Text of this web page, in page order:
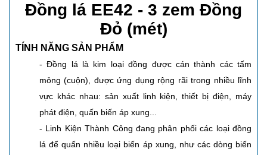
Đồng lá EE42 - 3 zem Đồng
Đỏ (mét)
TÍNH NĂNG SẢN PHẨM
- Đồng lá là kim loại đồng được cán thành các tấm
mỏng (cuộn), được ứng dụng rộng rãi trong nhiều lĩnh
vực khác nhau: sản xuất linh kiện, thiết bị điện, máy
phát điện, quấn biến áp xung...
- Linh Kiện Thành Công đang phân phối các loại đồng
lá để quấn nhiều loại biến áp xung, như các dòng biến